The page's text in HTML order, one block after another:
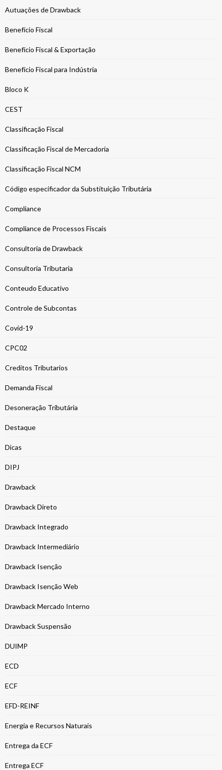
Autuações de Drawback
Benefício Fiscal
Benefício Fiscal & Exportação
Benefício Fiscal para Indústria
Bloco K
CEST
Classificação Fiscal
Classificação Fiscal de Mercadoria
Classificação Fiscal NCM
Código especificador da Substituição Tributária
Compliance
Compliance de Processos Fiscais
Consultoria de Drawback
Consultoria Tributaria
Conteudo Educativo
Controle de Subcontas
Covid-19
CPC02
Creditos Tributarios
Demanda Fiscal
Desoneração Tributária
Destaque
Dicas
DIPJ
Drawback
Drawback Direto
Drawback Integrado
Drawback Intermediário
Drawback Isenção
Drawback Isenção Web
Drawback Mercado Interno
Drawback Suspensão
DUIMP
ECD
ECF
EFD-REINF
Energia e Recursos Naturais
Entrega da ECF
Entrega ECF